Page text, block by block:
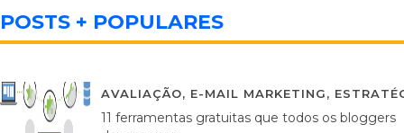
POSTS + POPULARES
AVALIAÇÃO, E-MAIL MARKETING,
11 ferramentas gratuitas que todos os bloggers